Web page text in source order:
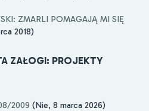
ZMARLI POMAGAJĄ MI SIĘ
2018)
ZAŁOGI: PROJEKTY
2009 (Nie, 8 marca 2026)